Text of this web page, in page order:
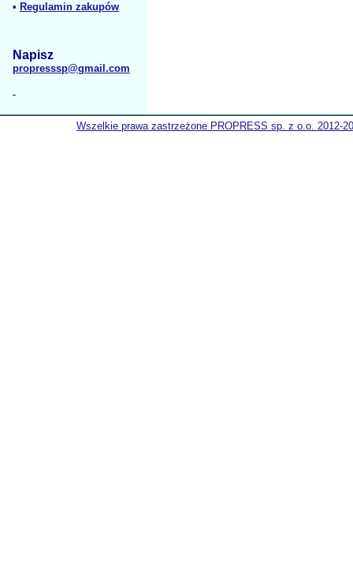
• Regulamin zakupów
Napisz
propresssp@gmail.com
Wszelkie prawa zastrzeżone PROPRESS sp. z o.o. 2012-